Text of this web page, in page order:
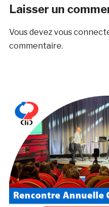
Laisser un
Vous devezvous
commentaire.